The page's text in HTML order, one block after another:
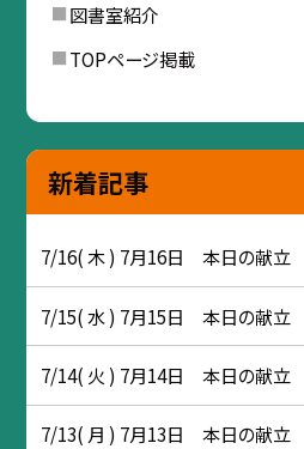
図書室紹介
TOPページ掲載
新着記事
7/16( 木 ) 7月16日 本日の献立
7/15( 水 ) 7月15日 本日の献立
7/14( 火 ) 7月14日 本日の献立
7/13( 月 ) 7月13日 本日の献立